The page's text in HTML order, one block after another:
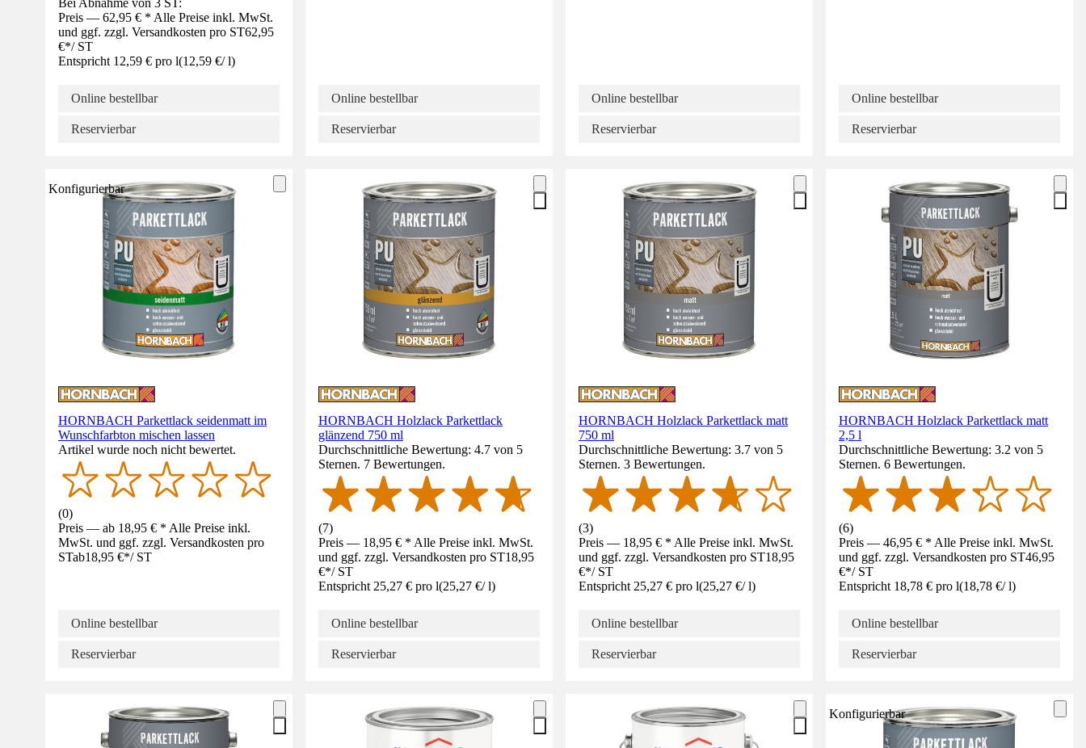
Preis — 62,95 € * Alle Preise inkl. MwSt.
und ggf. zzgl. Versandkosten pro ST62,95
€*/ ST
Entspricht 12,59 € pro l(12,59 €/ l)
Online bestellbar
Reservierbar
Online bestellbar
Reservierbar
Online bestellbar
Reservierbar
Online bestellbar
Reservierbar
Konfigurierbar
HORNBACH Parkettlack seidenmatt im
Wunschfarbton mischen lassen
Artikel wurde noch nicht bewertet.
(0)
Preis — ab 18,95 € * Alle Preise inkl.
MwSt. und ggf. zzgl. Versandkosten pro
STab18,95 €*/ ST
Online bestellbar
Reservierbar
HORNBACH Holzlack Parkettlack
glänzend 750 ml
Durchschnittliche Bewertung: 4.7 von 5
Sternen. 7 Bewertungen.
(7)
Preis — 18,95 € * Alle Preise inkl. MwSt.
und ggf. zzgl. Versandkosten pro ST18,95
€*/ ST
Entspricht 25,27 € pro l(25,27 €/ l)
Online bestellbar
Reservierbar
HORNBACH Holzlack Parkettlack matt
750 ml
Durchschnittliche Bewertung: 3.7 von 5
Sternen. 3 Bewertungen.
(3)
Preis — 18,95 € * Alle Preise inkl. MwSt.
und ggf. zzgl. Versandkosten pro ST18,95
€*/ ST
Entspricht 25,27 € pro l(25,27 €/ l)
Online bestellbar
Reservierbar
HORNBACH Holzlack Parkettlack matt
2,5 l
Durchschnittliche Bewertung: 3.2 von 5
Sternen. 6 Bewertungen.
(6)
Preis — 46,95 € * Alle Preise inkl. MwSt.
und ggf. zzgl. Versandkosten pro ST46,95
€*/ ST
Entspricht 18,78 € pro l(18,78 €/ l)
Online bestellbar
Reservierbar
Konfigurierbar